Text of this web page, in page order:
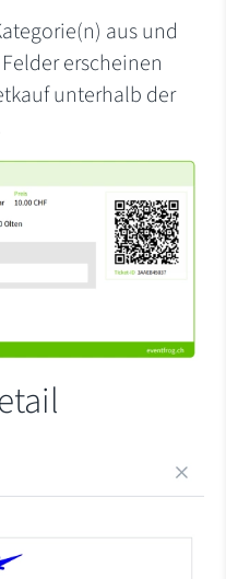
aus und
erscheinen
unterhalb der